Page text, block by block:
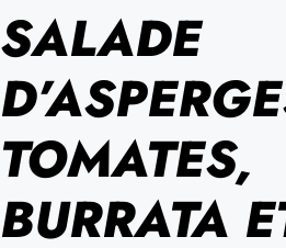
SALADE
TOMATES,
BURRATA